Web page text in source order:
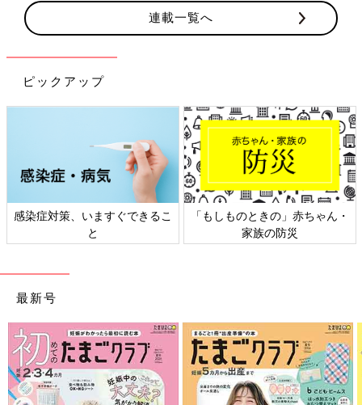
連載一覧へ
ピックアップ
感染症対策、いますぐできるこ
と
「もしものときの」赤ちゃん・
家族の防災
最新号